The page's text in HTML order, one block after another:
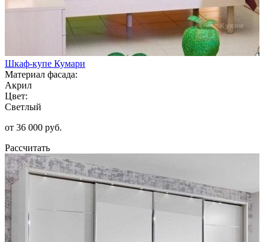
Шкаф-купе Кумари
Материал фасада:
Акрил
Цвет:
Светлый
от 36 000 руб.
Рассчитать